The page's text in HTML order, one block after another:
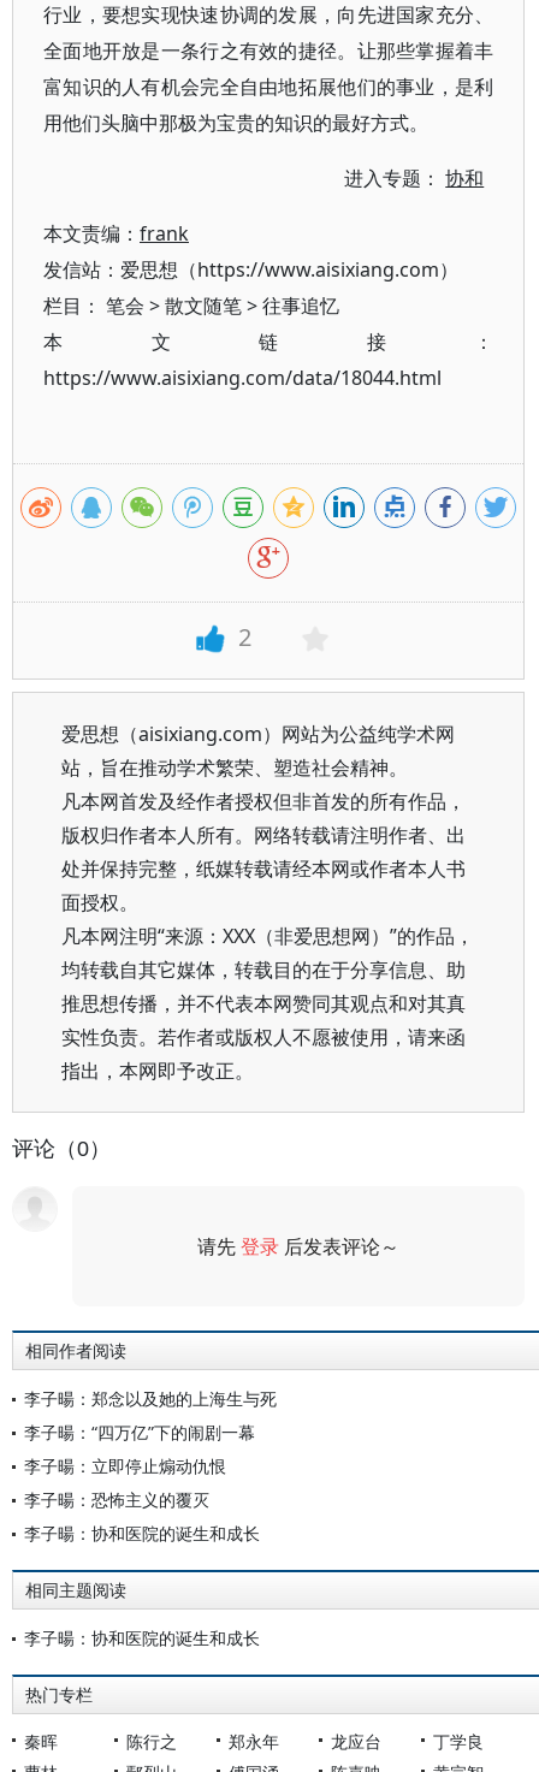
行业，要想实现快速协调的发展，向先进国家充分、
全面地开放是一条行之有效的捷径。让那些掌握着丰
富知识的人有机会完全自由地拓展他们的事业，是利
用他们头脑中那极为宝贵的知识的最好方式。
进入专题：协和
本文责编： frank
发信站：爱思想（https://www.aisixiang.com）
栏目： 笔会 >散文随笔>往事追忆
本文链接：
https://www.aisixiang.com/data/18044.html
2
爱思想（aisixiang.com）网站为公益纯学术网
站，旨在推动学术繁荣、塑造社会精神。
凡本网首发及经作者授权但非首发的所有作品，
版权归作者本人所有。网络转载请注明作者、出
处并保持完整，纸媒转载请经本网或作者本人书
面授权。
凡本网注明“来源：XXX（非爱思想网）”的作品，
均转载自其它媒体，转载目的在于分享信息、助
推思想传播，并不代表本网赞同其观点和对其真
实性负责。若作者或版权人不愿被使用，请来函
指出，本网即予改正。
评论（0）
请先登录 后发表评论～
相同作者阅读
李子暘：郑念以及她的上海生与死
李子暘：“四万亿”下的闹剧一幕
李子暘：立即停止煽动仇恨
李子暘：恐怖主义的覆灭
李子暘：协和医院的诞生和成长
相同主题阅读
李子暘：协和医院的诞生和成长
热门专栏
秦晖 陈行之 郑永年 龙应台
丁学良